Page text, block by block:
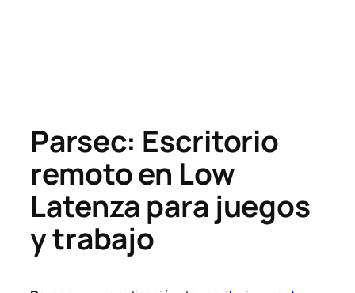
Parsec: Escritorio
remoto en Low
Latenza para juegos
y trabajo